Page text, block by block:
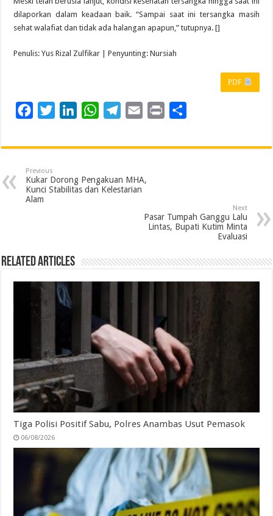
dilaporkan dalam keadaan baik. “Sampai saat ini tersangka masih
sehat walafiat dan tidak ada halangan apapun,” tutupnya. []
Penulis: Yus Rizal Zulfikar | Penyunting: Nursiah
PDF
c
b
o
i
t
e
n
e
d
W
a
s
A
l
g
r
a
l
i
a
Previous
Kukar Dorong Pengakuan MHA,
Kunci Stabilitas dan Kelestarian
Alam
Next
Pasar Tumpah Ganggu Lalu
Lintas, Bupati Kutim Minta
Evaluasi
Related Articles
Tiga Polisi Positif Sabu, Polres Anambas Usut Pemasok
06/08/2026